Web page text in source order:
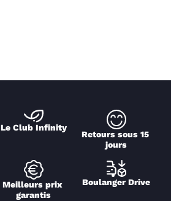
Le Club Infinity
Retours sous 15
jours
Meilleurs prix
garantis
Boulanger Drive